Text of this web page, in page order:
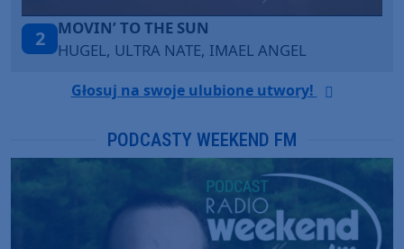
3
TAŃCZ!
BLETKA
Głosuj na swoje ulubione utwory!
PODCASTY WEEKEND FM